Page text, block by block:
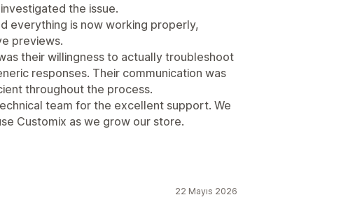
the issue.
everything is now working properly,
previews.
their willingness to actually troubleshoot
responses. Their communication was
throughout the process.
team for the excellent support. We
Customix as we grow our store.
22 Mayıs 2026